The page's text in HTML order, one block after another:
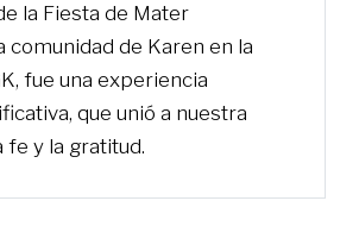
la Fiesta de Mater
comunidad de Karen en la
fue una experiencia
que unió a nuestra
fe y la gratitud.